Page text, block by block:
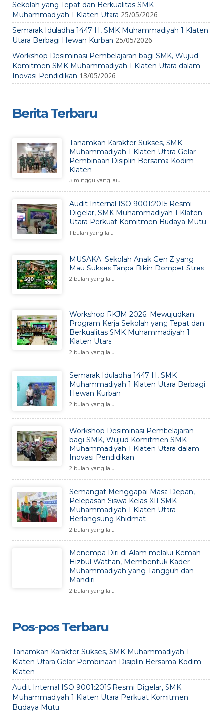
Sekolah yang Tepat dan Berkualitas SMK
Muhammadiyah 1 Klaten Utara 25/05/2026
Semarak Iduladha 1447 H, SMK Muhammadiyah 1 Klaten
Utara Berbagi Hewan Kurban 25/05/2026
Workshop Desiminasi Pembelajaran bagi SMK, Wujud
Komitmen SMK Muhammadiyah 1 Klaten Utara dalam
Inovasi Pendidikan 13/05/2026
Berita Terbaru
Tanamkan Karakter Sukses, SMK
Muhammadiyah 1 Klaten Utara Gelar
Pembinaan Disiplin Bersama Kodim
Klaten
3 minggu yang lalu
Audit Internal ISO 9001:2015 Resmi
Digelar, SMK Muhammadiyah 1 Klaten
Utara Perkuat Komitmen Budaya Mutu
1 bulan yang lalu
MUSAKA: Sekolah Anak Gen Z yang
Mau Sukses Tanpa Bikin Dompet Stres
2 bulan yang lalu
Workshop RKJM 2026: Mewujudkan
Program Kerja Sekolah yang Tepat dan
Berkualitas SMK Muhammadiyah 1
Klaten Utara
2 bulan yang lalu
Semarak Iduladha 1447 H, SMK
Muhammadiyah 1 Klaten Utara Berbagi
Hewan Kurban
2 bulan yang lalu
Workshop Desiminasi Pembelajaran
bagi SMK, Wujud Komitmen SMK
Muhammadiyah 1 Klaten Utara dalam
Inovasi Pendidikan
2 bulan yang lalu
Semangat Menggapai Masa Depan,
Pelepasan Siswa Kelas XII SMK
Muhammadiyah 1 Klaten Utara
Berlangsung Khidmat
2 bulan yang lalu
Menempa Diri di Alam melalui Kemah
Hizbul Wathan, Membentuk Kader
Muhammadiyah yang Tangguh dan
Mandiri
2 bulan yang lalu
Pos-pos Terbaru
Tanamkan Karakter Sukses, SMK Muhammadiyah 1
Klaten Utara Gelar Pembinaan Disiplin Bersama Kodim
Klaten
Audit Internal ISO 9001:2015 Resmi Digelar, SMK
Muhammadiyah 1 Klaten Utara Perkuat Komitmen
Budaya Mutu